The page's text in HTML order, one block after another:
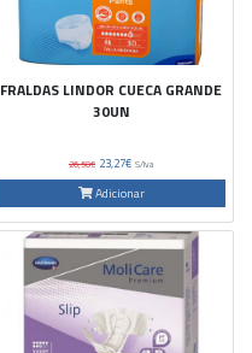
FRALDAS LINDOR CUECA GRANDE
30UN
26,50€ 23,27€ S/Iva
Adicionar